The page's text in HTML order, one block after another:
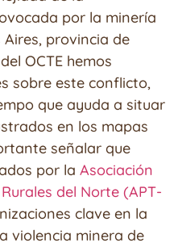
por la minería
provincia de
OCTE hemos
sobre este conflicto,
que ayuda a situar
en los mapas
señalar que
por la Asociación
del Norte (APT-
clave en la
violencia minera de